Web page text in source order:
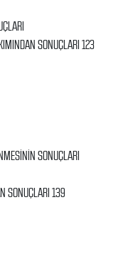
SONUÇLARI 123
SONUÇLARI
SONUÇLARI 139